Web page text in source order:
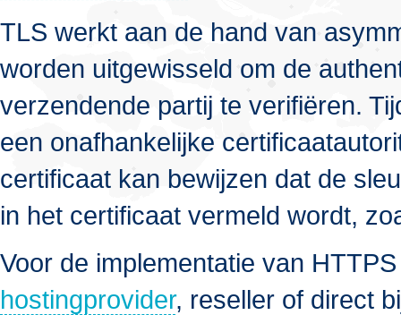
TLS werkt aan de hand van
worden uitgewisseld om de
verzendende partij te verifiëren.
een onafhankelijke
certificaat kan bewijzen dat de
in het certificaat vermeld wordt,
Voor de implementatie van
hostingprovider, reseller of direct